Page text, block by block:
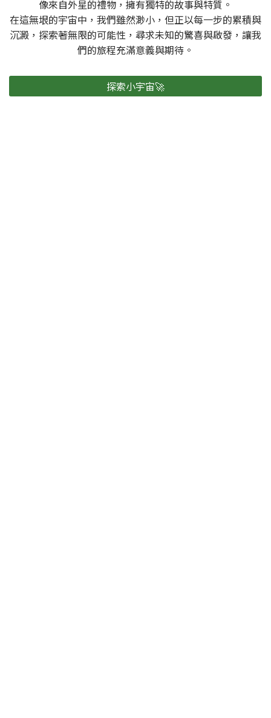
像來自外星的禮物，擁有獨特的故事與特質。
在這無垠的宇宙中，我們雖然渺小，但正以每一步的累積與
沉澱，探索著無限的可能性，尋求未知的驚喜與啟發，讓我
們的旅程充滿意義與期待。
探索小宇宙🚀